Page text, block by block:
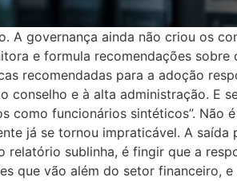
A governança ainda não criou os
e formula recomendações
recomendadas para a adoção
conselho e à alta administração. E
como funcionários sintéticos”. Não
já se tornou impraticável. A
relatório sublinha, é fingir que a
que vão além do setor financeiro,